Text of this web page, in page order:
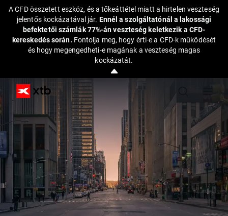
A CFD összetett eszköz, és a tőkeáttétel miatt a hirtelen veszteség
jelentős kockázatával jár. Ennél a szolgáltatónál a lakossági
befektetői számlák 77%-án veszteség keletkezik a CFD-
kereskedés során. Fontolja meg, hogy érti-e a CFD-k működését
és hogy megengedheti-e magának a veszteség magas
kockázatát.